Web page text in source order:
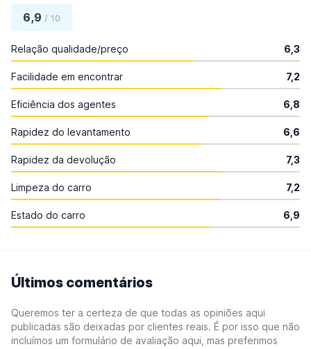
6,9 / 10
Relação qualidade/preço 6,3
Facilidade em encontrar 7,2
Eficiência dos agentes 6,8
Rapidez do levantamento 6,6
Rapidez da devolução 7,3
Limpeza do carro 7,2
Estado do carro 6,9
Últimos comentários
Queremos ter a certeza de que todas as opiniões aqui
publicadas são deixadas por clientes reais. É por isso que não
incluímos um formulário de avaliação aqui, mas preferimos